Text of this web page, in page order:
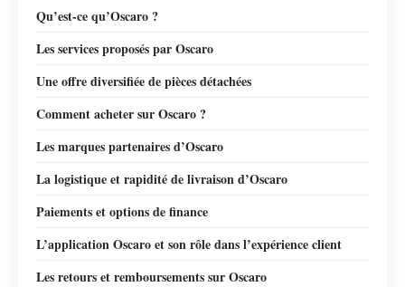
Qu’est-ce qu’Oscaro ?
Les services proposés par Oscaro
Une offre diversifiée de pièces détachées
Comment acheter sur Oscaro ?
Les marques partenaires d’Oscaro
La logistique et rapidité de livraison d’Oscaro
Paiements et options de finance
L’application Oscaro et son rôle dans l’expérience client
Les retours et remboursements sur Oscaro